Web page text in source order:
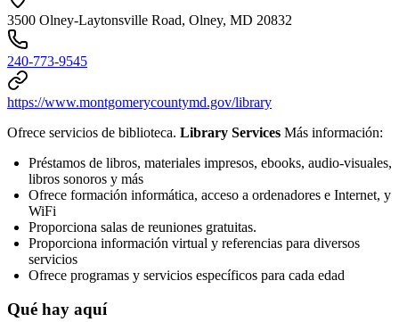
3500 Olney-Laytonsville Road, Olney, MD 20832
240-773-9545
https://www.montgomerycountymd.gov/library
Ofrece servicios de biblioteca. Library Services Más información:
Préstamos de libros, materiales impresos, ebooks, audio-visuales,
libros sonoros y más
Ofrece formación informática, acceso a ordenadores e Internet, y
WiFi
Proporciona salas de reuniones gratuitas.
Proporciona información virtual y referencias para diversos
servicios
Ofrece programas y servicios específicos para cada edad
Qué hay aquí